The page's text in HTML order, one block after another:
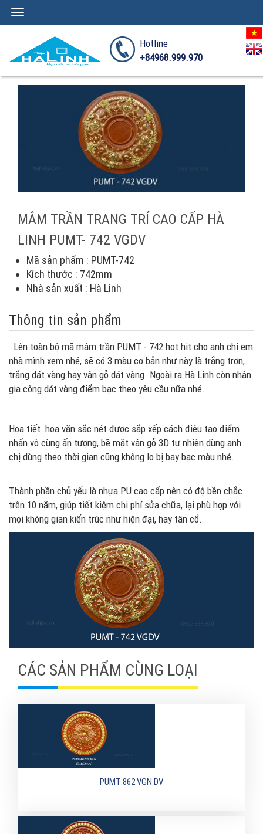
Hotline
+84968.999.970
Toggle
MÂM TRẦN TRANG TRÍ CAO CẤP HÀ
LINH PUMT- 742 VGDV
Mã sản phẩm : PUMT-742
Kích thước : 742mm
Nhà sản xuất : Hà Linh
Thông tin sản phẩm
Lên toàn bộ mã mâm trần PUMT - 742 hot hit cho anh chị em
nhà mình xem nhé, sẽ có 3 màu cơ bản như này là trắng trơn,
trắng dát vàng hay vân gỗ dát vàng. Ngoài ra Hà Linh còn nhận
gia công dát vàng điểm bạc theo yêu cầu nữa nhé.
Họa tiết hoa văn sắc nét được sắp xếp cách điệu tạo điểm
nhấn vô cùng ấn tượng, bề mặt vân gỗ 3D tự nhiên dùng anh
chị dùng theo thời gian cũng không lo bị bay bạc màu nhé.
Thành phần chủ yếu là nhựa PU cao cấp nên có độ bền chắc
trên 10 năm, giúp tiết kiệm chi phí sửa chữa, lại phù hợp với
mọi không gian kiến trúc như hiện đại, hay tân cổ.
CÁC SẢN PHẨM CÙNG LOẠI
PUMT 862 VGN DV